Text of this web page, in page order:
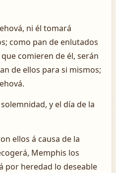
ni él tomará
como pan de enlutados
comieren de él, serán
de ellos para si mismos;
y el día de la
ellos á causa de la
Memphis los
por heredad lo deseable